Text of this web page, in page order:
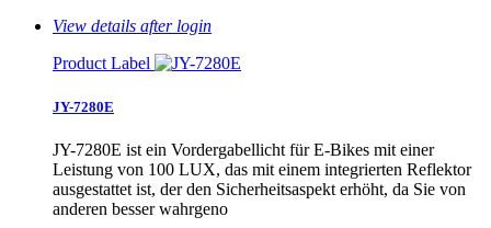
View details after login
Product Label
JY-7280E
JY-7280E ist ein Vordergabellicht für E-Bikes mit einer
Leistung von 100 LUX, das mit einem integrierten Reflektor
ausgestattet ist, der den Sicherheitsaspekt erhöht, da Sie von
anderen besser wahrgeno